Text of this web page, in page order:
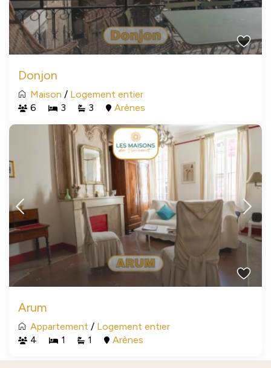
Donjon
Maison / Logement entier
6
3 3 Arènes
Arum
Appartement / Logement entier
4
1 1 Arènes